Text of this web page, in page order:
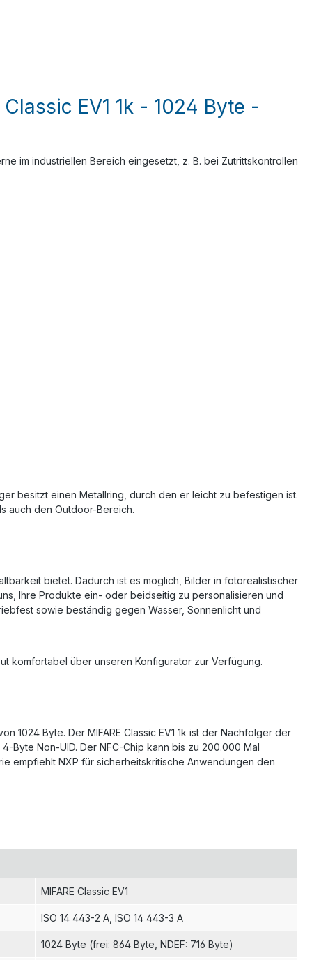
EV1 1k - 1024 Byte -
im industriellen Bereich eingesetzt, z. B. bei Zutrittskontrollen
besitzt einen Metallring, durch den er leicht zu befestigen ist.
auch den Outdoor-Bereich.
bietet. Dadurch ist es möglich, Bilder in fotorealistischer
Ihre Produkte ein- oder beidseitig zu personalisieren und
sowie beständig gegen Wasser, Sonnenlicht und
komfortabel über unseren Konfigurator zur Verfügung.
1024 Byte. Der MIFARE Classic EV1 1k ist der Nachfolger der
Byte Non-UID. Der NFC-Chip kann bis zu 200.000 Mal
empfiehlt NXP für sicherheitskritische Anwendungen den
MIFARE Classic EV1
ISO 14 443-2 A , ISO 14 443-3 A
1024 Byte (frei: 864 Byte, NDEF: 716 Byte)